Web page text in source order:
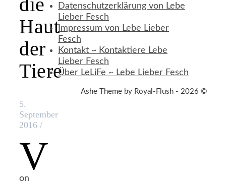
Haut
der
Tiere
5.
September
2016 /
V
on
Datenschutzerklärung von Lebe
Lieber Fesch
Impressum von Lebe Lieber
Fesch
Kontakt ~ Kontaktiere Lebe
Lieber Fesch
Über LeLiFe ~ Lebe Lieber Fesch
Ashe Theme by Royal-Flush - 2026 ©